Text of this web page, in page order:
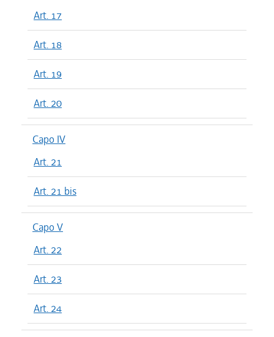
Art. 17
Art. 18
Art. 19
Art. 20
Capo IV
Art. 21
Art. 21 bis
Capo V
Art. 22
Art. 23
Art. 24